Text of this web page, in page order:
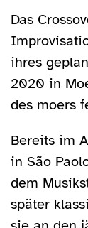
Das
ihres
2020 in
des moers
Bereits im
in São
dem
später